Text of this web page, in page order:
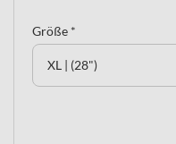
Größe *
XL | (28")